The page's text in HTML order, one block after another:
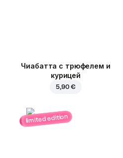
Чиабатта с трюфелем и
курицей
5,90 €
limited edition